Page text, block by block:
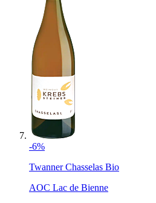
-6%
Twanner Chasselas Bio
AOC Lac de Bienne